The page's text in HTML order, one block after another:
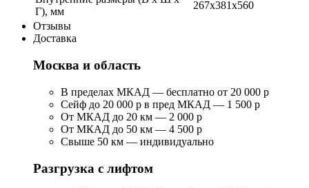
Г), мм
267x381x560
Отзывы
Доставка
Москва и область
В пределах МКАД — бесплатно от 20 000 р
Сейф до 20 000 р в пред МКАД — 1 500 р
От МКАД до 20 км — 2 000 р
От МКАД до 50 км — 4 500 р
Свыше 50 км — индивидуально
Разгрузка с лифтом